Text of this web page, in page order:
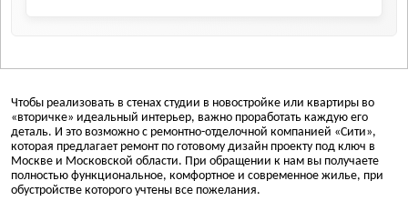
Чтобы реализовать в стенах студии в новостройке или квартиры во
«вторичке» идеальный интерьер, важно проработать каждую его
деталь. И это возможно с ремонтно-отделочной компанией «Сити»,
которая предлагает ремонт по готовому дизайн проекту под ключ в
Москве и Московской области. При обращении к нам вы получаете
полностью функциональное, комфортное и современное жилье, при
обустройстве которого учтены все пожелания.